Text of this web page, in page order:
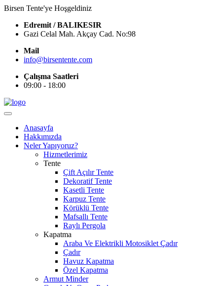
Birsen Tente'ye Hoşgeldiniz
Edremit / BALIKESIR
Gazi Celal Mah. Akçay Cad. No:98
Mail
info@birsentente.com
Çalışma Saatleri
09:00 - 18:00
Anasayfa
Hakkımızda
Neler Yapıyoruz?
Hizmetlerimiz
Tente
Çift Açılır Tente
Dekoratif Tente
Kasetli Tente
Karpuz Tente
Körüklü Tente
Mafsallı Tente
Raylı Pergola
Kapatma
Araba Ve Elektrikli Motosiklet Çadır
Çadır
Havuz Kapatma
Özel Kapatma
Armut Minder